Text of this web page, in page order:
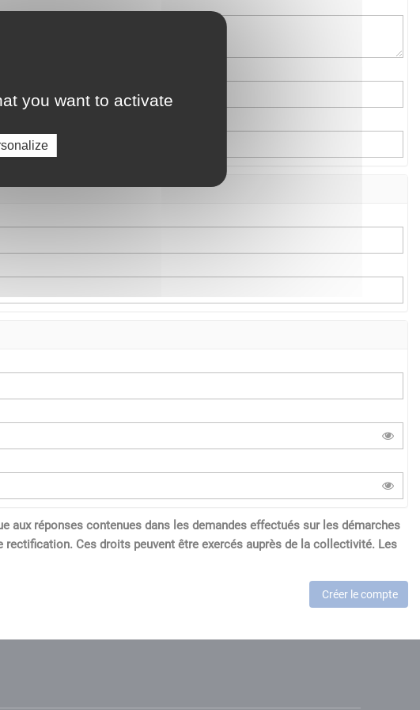
you want to activate
aux réponses contenues dans les demandes effectués sur les démarches
Ces droits peuvent être exercés auprès de la collectivité. Les
Créer le compte